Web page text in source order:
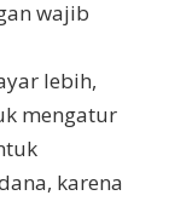
wajib
lebih,
mengatur
karena